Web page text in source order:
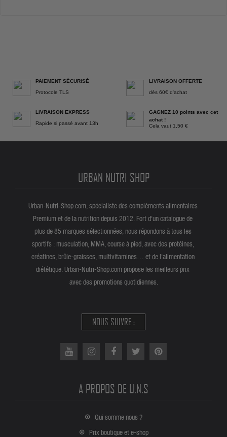
PAIEMENT SÉCURISÉ
Protocole TLS
LIVRAISON OFFERTE
dès 60€ d'achat
LIVRAISON EXPRESS
Rapide si passé avant 13h
GAGNEZ 10 points avec cet
achat !
Cela vaut 1,50 €
URBAN NUTRI SHOP
Urban-Nutri-Shop.com, spécialiste des compléments alimentaires
Premium et de la nutrition depuis 2012. Fort d'un catalogue de
plus de 85 marques sélectionnées, nous répondons à tous les
sportifs : musculation, MMA, course à pied, avec des protéines,
créatines, brûle-graisses, multivitamines… et de l'alimentation
diététique. Urban-Nutri-Shop.com propose les meilleurs prix
avec des promotions quotidiennes.
NOUS SUIVRE :
A PROPOS DE U.N.S
Qui somme nous ?
Prix boutique et e-shop